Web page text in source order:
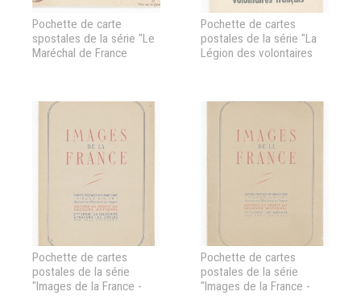
Pochette de carte
spostales de la série "Le
Maréchal de France
Pochette de cartes
postales de la série "La
Légion des volontaires
Pochette de cartes
postales de la série
"Images de la France -
Pochette de cartes
postales de la série
"Images de la France -